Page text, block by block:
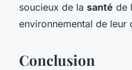
soucieux de la santé de
environnemental de leur
Conclusion